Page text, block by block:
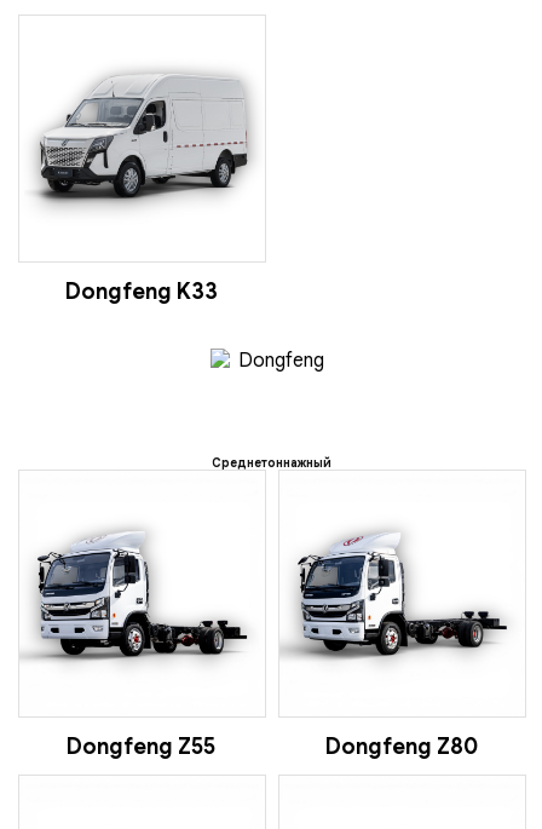
Dongfeng K33
Среднетоннажный
Dongfeng Z55 Dongfeng Z80